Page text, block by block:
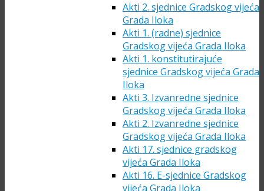
Akti 2. sjednice Gradskog vijeća
Grada Iloka
Akti 1. (radne) sjednice
Gradskog vijeća Grada Iloka
Akti 1. konstitutirajuće
sjednice Gradskog vijeća Grada
Iloka
Akti 3. Izvanredne sjednice
Gradskog vijeća Grada Iloka
Akti 2. Izvanredne sjednice
Gradskog vijeća Grada Iloka
Akti 17. sjednice gradskog
vijeća Grada Iloka
Akti 16. E-sjednice Gradskog
vijeća Grada Iloka